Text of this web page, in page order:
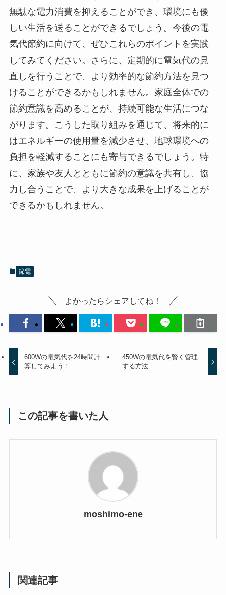
無駄な電力消費を抑えることができ、環境にも優
しい生活を送ることができるでしょう。今後の電
気代節約に向けて、ぜひこれらのポイントを実践
してみてください。さらに、定期的に電気代の見
直しを行うことで、より効率的な節約方法を見つ
けることができるかもしれません。家庭全体での
節約意識を高めることが、持続可能な生活につな
がります。こうした取り組みを通じて、将来的に
はエネルギーの使用量を減少させ、地球環境への
負担を軽減することにも寄与できるでしょう。特
に、家族や友人とともに節約の意識を共有し、協
力し合うことで、より大きな成果を上げることが
できるかもしれません。
節電
よかったらシェアしてね！
600Wの電気代を24時間計
算してみよう！
450Wの電気代を賢く管理
する方法
この記事を書いた人
moshimo-ene
関連記事